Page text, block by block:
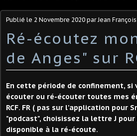
Publié le 2 Novembre 2020 par Jean
Ré-écoutez
de Anges" sur
En cette période de confinement,
écouter ou ré-écouter toutes mes
RCF. FR ( pas sur l'application
"podcast", choisissez la lettre J
disponible à la ré-écoute.